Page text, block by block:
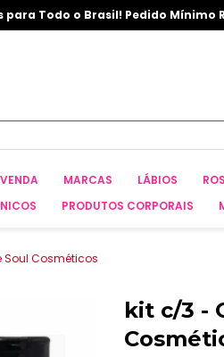
para Todo o Brasil! Pedido Mínimo
MARCAS LÁBIOS
PRODUTOS CORPORAIS
Soul Cosméticos
kit c/3 -